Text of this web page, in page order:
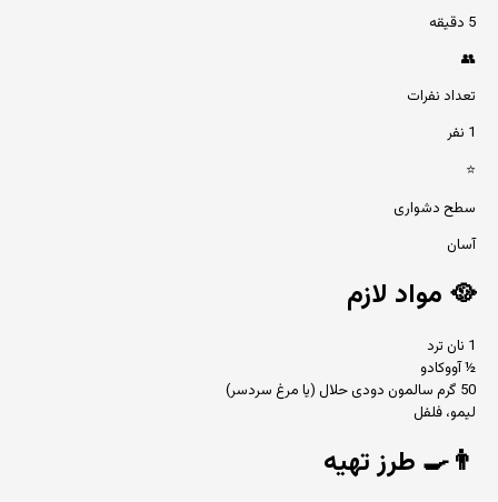
5 دقیقه
👥
تعداد نفرات
1 نفر
⭐
سطح دشواری
آسان
🥘 مواد لازم
1 نان ترد
½ آووکادو
50 گرم سالمون دودی حلال (یا مرغ سردسر)
لیمو، فلفل
👨‍🍳 طرز تهیه